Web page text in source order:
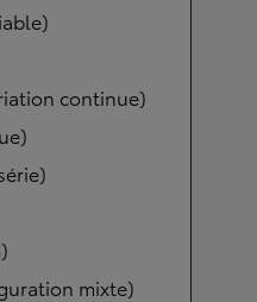
continue)
mixte)